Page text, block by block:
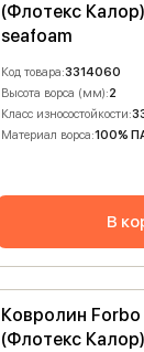
(Флотекс
seafoam
Код товара:3314060
Высота ворса (мм):2
Класс износостойкости:
Материал ворса:100%
В
Ковролин
(Флотекс